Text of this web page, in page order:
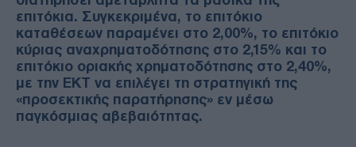
επιτόκια. Συγκεκριμένα, το επιτόκιο
καταθέσεων παραμένει στο 2,00%, το επιτόκιο
κύριας αναχρηματοδότησης στο 2,15% και το
επιτόκιο οριακής χρηματοδότησης στο 2,40%,
με την ΕΚΤ να επιλέγει τη στρατηγική της
«προσεκτικής παρατήρησης» εν μέσω
παγκόσμιας αβεβαιότητας.